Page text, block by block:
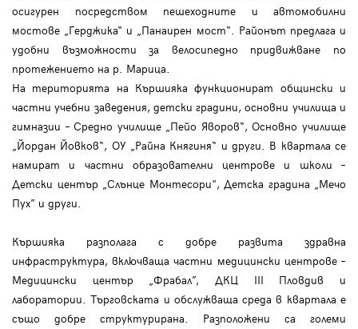
осигурен посредством пешеходните и автомобилни
мостове „Герджика“ и „Панаирен мост“. Районът предлага и
удобни възможности за велосипедно придвижване по
протежението на р. Марица.
На територията на Кършияка функционират общински и
частни учебни заведения, детски градини, основни училища и
гимназии – Средно училище „Пейо Яворов“, Основно училище
„Йордан Йовков“, ОУ „Райна Княгиня“ и други. В квартала се
намират и частни образователни центрове и школи –
Детски център „Слънце Монтесори", Детска градина „Мечо
Пух” и други.
Кършияка разполага с добре развита здравна
инфраструктура, включваща частни медицински центрове –
Медицински център „Фрабал”, ДКЦ III Пловдив и
лаборатории. Търговската и обслужваща среда в квартала е
също добре структурирана. Разположени са големи